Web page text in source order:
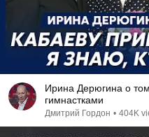
Ирина Дерюгина о
гимнастками
Дмитрий Гордон • 404K